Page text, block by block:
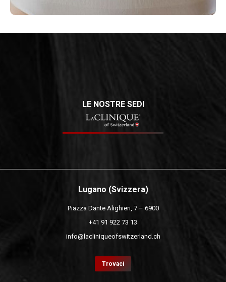
LE NOSTRE SEDI
Lugano (Svizzera)
Piazza Dante Alighieri, 7 – 6900
+41 91 922 73 13
info@lacliniqueofswitzerland.ch
Trovaci